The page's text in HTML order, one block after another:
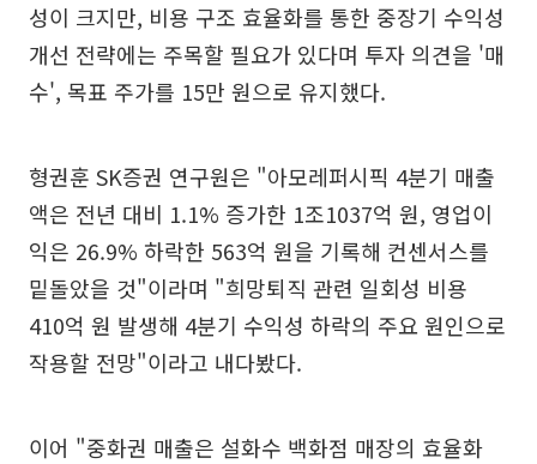
성이 크지만, 비용 구조 효율화를 통한 중장기 수익성
개선 전략에는 주목할 필요가 있다며 투자 의견을 '매
수', 목표 주가를 15만 원으로 유지했다.
형권훈 SK증권 연구원은 "아모레퍼시픽 4분기 매출
액은 전년 대비 1.1% 증가한 1조1037억 원, 영업이
익은 26.9% 하락한 563억 원을 기록해 컨센서스를
밑돌았을 것"이라며 "희망퇴직 관련 일회성 비용
410억 원 발생해 4분기 수익성 하락의 주요 원인으로
작용할 전망"이라고 내다봤다.
이어 "중화권 매출은 설화수 백화점 매장의 효율화